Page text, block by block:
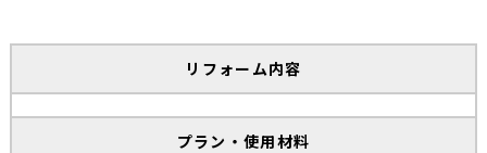
リフォーム内容
プラン・使用材料